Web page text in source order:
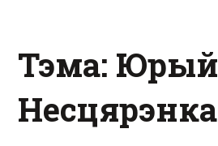
Тэма: Юрый
Несцярэнка